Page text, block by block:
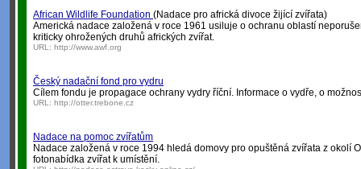
African Wildlife Foundation (Nadace pro africká divoce žijící zvířata)
Americká nadace založená v roce 1961 usiluje o ochranu oblastí
kriticky ohrožených druhů afrických zvířat.
URL: http://www.awf.org
Český nadační fond pro vydru
Cílem fondu je propagace ochrany vydry říční. Informace o vydře, o
URL: http://otter.trebone.cz
Nadace na pomoc zvířatům
Nadace založená v roce 1994 hledá domovy pro opuštěná zvířata z okolí
fotonabídka zvířat k umístění.